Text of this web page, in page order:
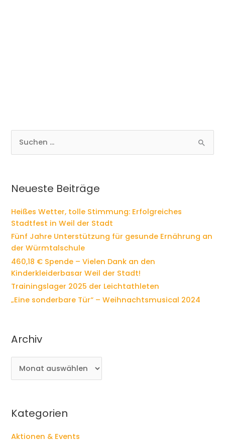
n
a
c
h
:
Neueste Beiträge
Heißes Wetter, tolle Stimmung: Erfolgreiches
Stadtfest in Weil der Stadt
Fünf Jahre Unterstützung für gesunde Ernährung an
der Würmtalschule
460,18 € Spende – Vielen Dank an den
Kinderkleiderbasar Weil der Stadt!
Trainingslager 2025 der Leichtathleten
„Eine sonderbare Tür“ – Weihnachtsmusical 2024
Archiv
i
vKategorien
Aktionen & Events